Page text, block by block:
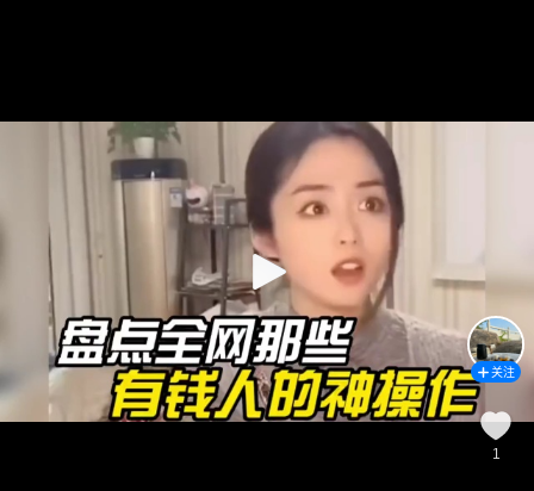
关注
1